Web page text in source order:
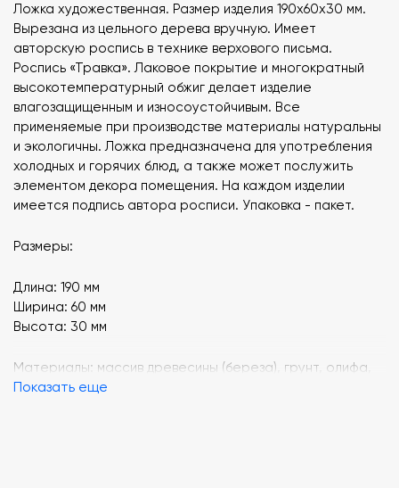
Ложка художественная. Размер изделия 190х60х30 мм.
Вырезана из цельного дерева вручную. Имеет
авторскую роспись в технике верхового письма.
Роспись «Травка». Лаковое покрытие и многократный
высокотемпературный обжиг делает изделие
влагозащищенным и износоустойчивым. Все
применяемые при производстве материалы натуральны
и экологичны. Ложка предназначена для употребления
холодных и горячих блюд, а также может послужить
элементом декора помещения. На каждом изделии
имеется подпись автора росписи. Упаковка - пакет.
Размеры:
Длина: 190 мм
Ширина: 60 мм
Высота: 30 мм
Материалы: массив древесины (береза), грунт, олифа,
эмаль, натуральные пигменты-красители, лак пригодный
Показать еще